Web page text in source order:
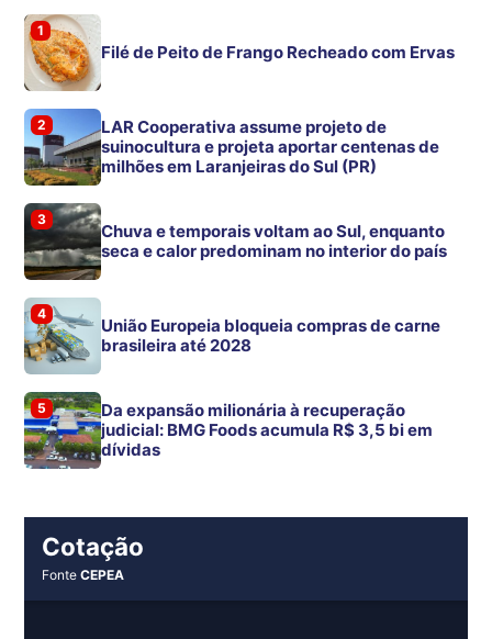
1
Filé de Peito de Frango Recheado com Ervas
2
LAR Cooperativa assume projeto de
suinocultura e projeta aportar centenas de
milhões em Laranjeiras do Sul (PR)
3
Chuva e temporais voltam ao Sul, enquanto
seca e calor predominam no interior do país
4
União Europeia bloqueia compras de carne
brasileira até 2028
5
Da expansão milionária à recuperação
judicial: BMG Foods acumula R$ 3,5 bi em
dívidas
Cotação
FonteCEPEA